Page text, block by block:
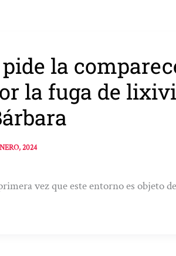
pide la
la fuga de
2024
vez que este entorno es objeto